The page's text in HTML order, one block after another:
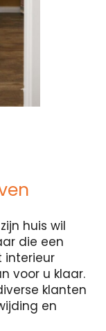
huis wil
die een
interieur
voor u klaar.
klanten
en